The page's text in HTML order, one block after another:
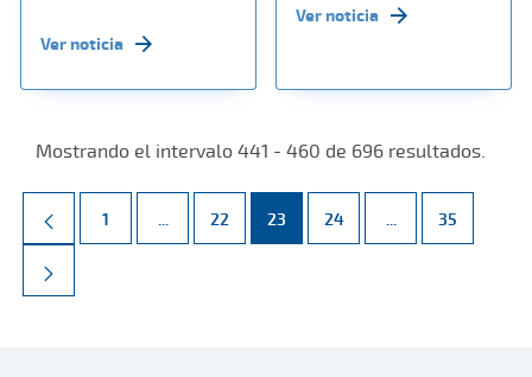
Ver noticia
Ver noticia
Mostrando el intervalo 441 - 460 de 696 resultados.
Página
1 ... Páginas intermedias Use TAB para desplazarse.
Página
22 Página
23 Página
24 ... Páginas
Página
35